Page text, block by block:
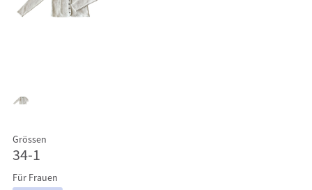
Grössen
34-1
Für Frauen